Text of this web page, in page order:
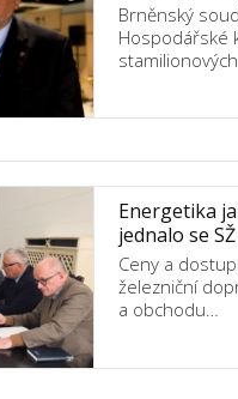
Brněnský
Hospodářské
Energetika
jednalo se
Ceny a
železniční
a obchodu…